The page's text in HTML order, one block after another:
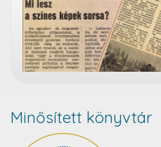
Minősített könyvtár